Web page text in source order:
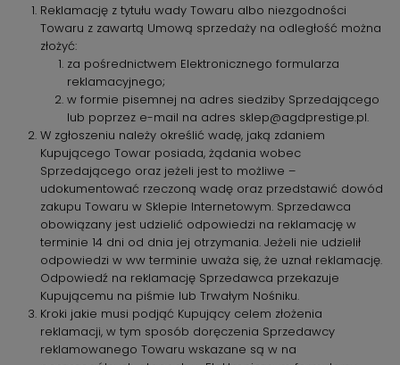
Reklamację z tytułu wady Towaru albo niezgodności
Towaru z zawartą Umową sprzedaży na odległość można
złożyć:
za pośrednictwem Elektronicznego formularza
reklamacyjnego;
w formie pisemnej na adres siedziby Sprzedającego
lub poprzez e-mail na adres sklep@agdprestige.pl.
W zgłoszeniu należy określić wadę, jaką zdaniem
Kupującego Towar posiada, żądania wobec
Sprzedającego oraz jeżeli jest to możliwe –
udokumentować rzeczoną wadę oraz przedstawić dowód
zakupu Towaru w Sklepie Internetowym. Sprzedawca
obowiązany jest udzielić odpowiedzi na reklamację w
terminie 14 dni od dnia jej otrzymania. Jeżeli nie udzielił
odpowiedzi w ww terminie uważa się, że uznał reklamację.
Odpowiedź na reklamację Sprzedawca przekazuje
Kupującemu na piśmie lub Trwałym Nośniku.
Kroki jakie musi podjąć Kupujący celem złożenia
reklamacji, w tym sposób doręczenia Sprzedawcy
reklamowanego Towaru wskazane są w na